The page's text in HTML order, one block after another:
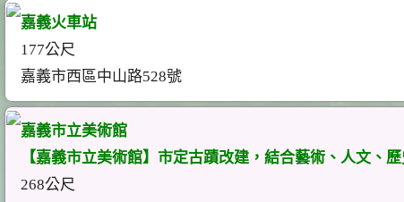
嘉義火車站
177公尺
嘉義市西區中山路528號
嘉義市立美術館
【嘉義市立美術館】市定古蹟改建，結合藝術、人文、
268公尺